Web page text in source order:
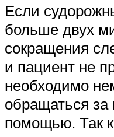
Если
больше двух
сокращения
и пациент не
необходимо
обращаться
помощью. Так